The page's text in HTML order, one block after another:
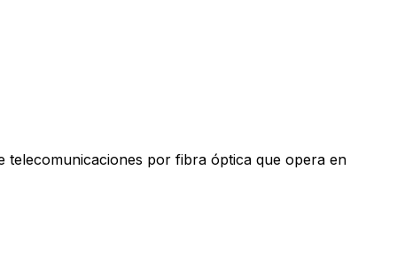
telecomunicaciones por fibra óptica que opera en